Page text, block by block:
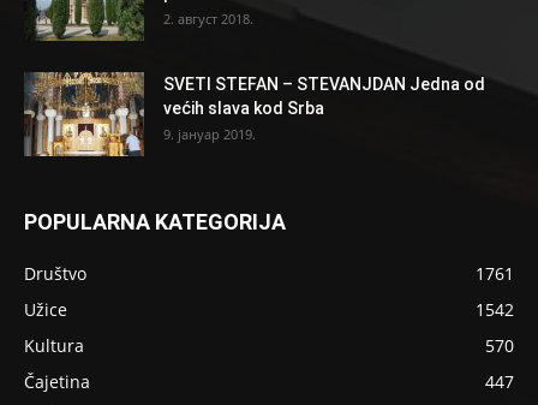
2. август 2018.
SVETI STEFAN – STEVANJDAN Jedna od
većih slava kod Srba
9. јануар 2019.
POPULARNA KATEGORIJA
Društvo
1761
Užice
1542
Kultura
570
Čajetina
447